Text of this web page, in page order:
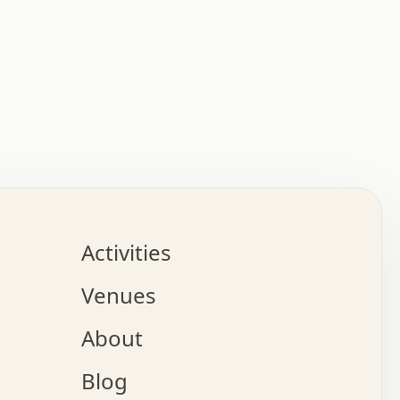
.   .   .   .   .   .   .   .   x   .   .   .   .
o   .   .   .   .   .   .   .   .   x   .   .   .
.   .   .   :   .   .   .   x   .   .   .   :   .
.   .   .   +   .   .   .   .   .   .   .   .   x
.   .   x   .   .   .   .   .   .   :   .   .   .
.   .   .   .   .   +   .   .   .   .   x   .   .
.   .   .   .   x   .   .   o   .   .   .   .   .
.   .   .   .   .   .   .   .   .   .   .   .   .
Activities
Venues
About
Blog